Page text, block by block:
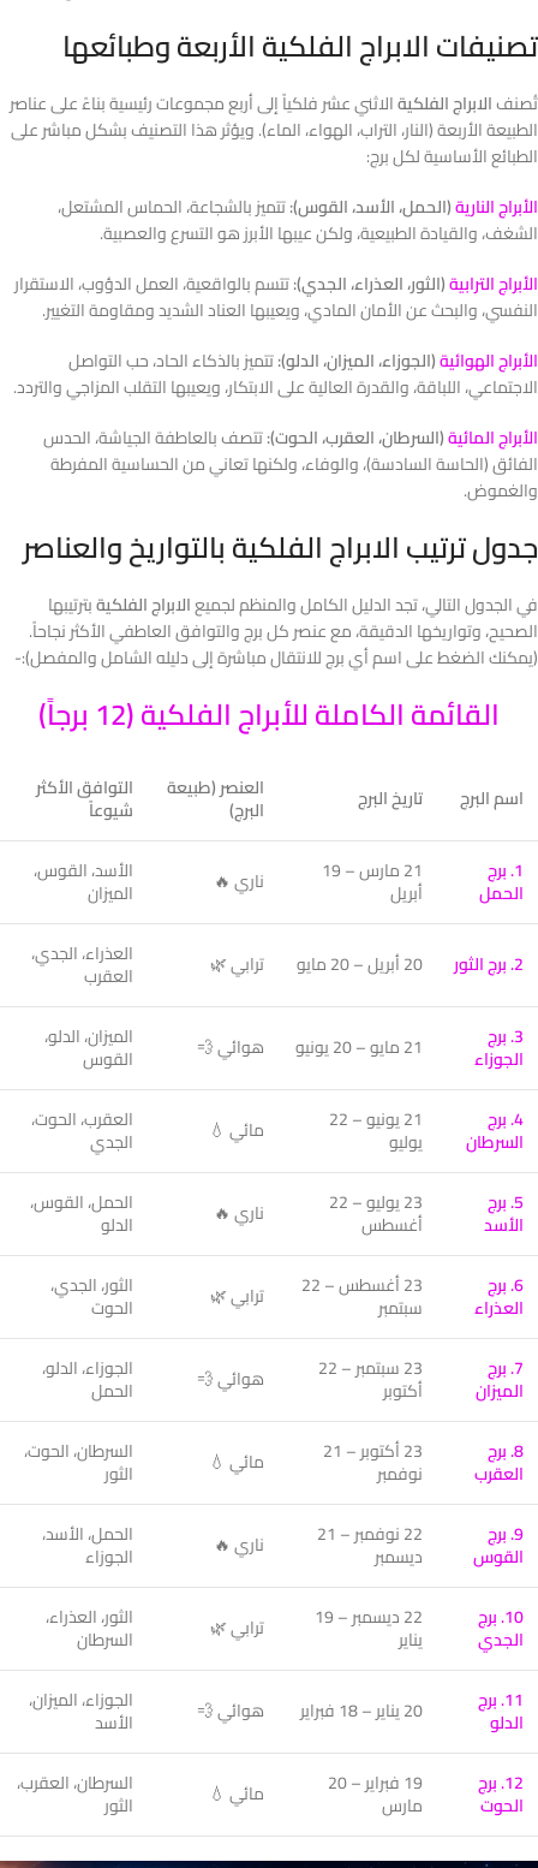
تصنيفات الابراج الفلكية الأربعة وطبائعها
تُصنفالابراج الفلكيةالاثني عشر فلكياً إلى أربع مجموعات رئيسية بناءً على عناصر
الطبيعة الأربعة (النار، التراب، الهواء، الماء). ويؤثر هذا التصنيف بشكل مباشر على
الطبائع الأساسية لكل برج:
الأبراج النارية(الحمل، الأسد، القوس):تتميز بالشجاعة، الحماس المشتعل،
الشغف، والقيادة الطبيعية، ولكن عيبها الأبرز هو التسرع والعصبية.
الأبراج الترابية(الثور، العذراء، الجدي):تتسم بالواقعية، العمل الدؤوب، الاستقرار
النفسي، والبحث عن الأمان المادي، ويعيبها العناد الشديد ومقاومة التغيير.
الأبراج الهوائية(الجوزاء، الميزان، الدلو):تتميز بالذكاء الحاد، حب التواصل
الاجتماعي، اللباقة، والقدرة العالية على الابتكار، ويعيبها التقلب المزاجي والتردد.
الأبراج المائية(السرطان، العقرب، الحوت):تتصف بالعاطفة الجياشة، الحدس
الفائق (الحاسة السادسة)، والوفاء، ولكنها تعاني من الحساسية المفرطة
والغموض.
جدول ترتيب الابراج الفلكية بالتواريخ والعناصر
في الجدول التالي، تجد الدليل الكامل والمنظم لجميعالابراج الفلكيةبترتيبها
الصحيح، وتواريخها الدقيقة، مع عنصر كل برج والتوافق العاطفي الأكثر نجاحاً.
(يمكنك الضغط على اسم أي برج للانتقال مباشرة إلى دليله الشامل والمفصل):-
القائمة الكاملة للأبراج الفلكية (12 برجاً)
اسم البرج تاريخ البرج العنصر (طبيعة
البرج)
التوافق الأكثر
شيوعاً
1. برج
الحمل
21 مارس – 19
أبريل ناري 🔥 الأسد، القوس،
الميزان
2. برج الثور 20 أبريل – 20 مايو ترابي 🌿 العذراء، الجدي،
العقرب
3. برج
الجوزاء 21 مايو – 20 يونيو هوائي 💨 الميزان، الدلو،
القوس
4. برج
السرطان
21 يونيو – 22
يوليو مائي 💧 العقرب، الحوت،
الجدي
5. برج
الأسد
23 يوليو – 22
أغسطس ناري 🔥 الحمل، القوس،
الدلو
6. برج
العذراء
23 أغسطس – 22
سبتمبر ترابي 🌿 الثور، الجدي،
الحوت
7. برج
الميزان
23 سبتمبر – 22
أكتوبر هوائي 💨 الجوزاء، الدلو،
الحمل
8. برج
العقرب
23 أكتوبر – 21
نوفمبر مائي 💧 السرطان، الحوت،
الثور
9. برج
القوس
22 نوفمبر – 21
ديسمبر ناري 🔥 الحمل، الأسد،
الجوزاء
10. برج
الجدي
22 ديسمبر – 19
يناير ترابي 🌿 الثور، العذراء،
السرطان
11. برج
الدلو 20 يناير – 18 فبراير هوائي 💨 الجوزاء، الميزان،
الأسد
12. برج
الحوت
19 فبراير – 20
مارس مائي 💧 السرطان، العقرب،
الثور